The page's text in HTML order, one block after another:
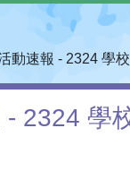
動速報 - 2324 學
- 2324 學